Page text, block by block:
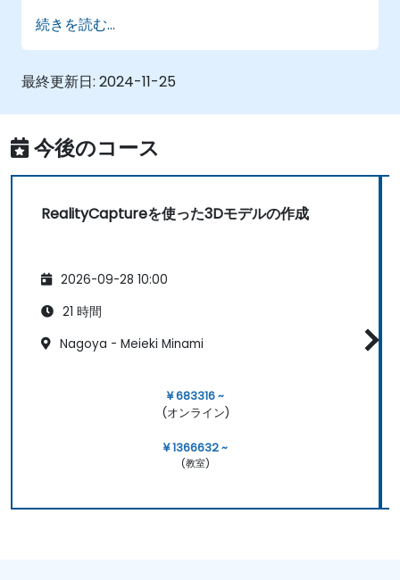
Unreal Engine、Sketchfab、Cesium ionと
いったVR／ARコンテンツプラットフォームへ
3Dモデルをエクスポート・アップロードす
続きを読む...
最終更新日: 2024-11-25
今後のコース
RealityCaptureを使った3Dモデルの作成
2026-09-28 10:00
21 時間
Nagoya - Meieki Minami
¥ 683316 ~
(オンライン)
¥ 1366632 ~
(教室)